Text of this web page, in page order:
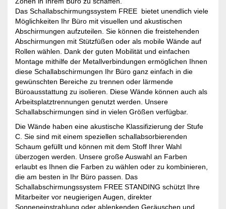
Das Schallabschirmungssystem FREE bietet unendlich viele
Möglichkeiten Ihr Büro mit visuellen und akustischen
Abschirmungen aufzuteilen. Sie können die freistehenden
Abschirmungen mit Stützfüßen oder als mobile Wände auf
Rollen wählen. Dank der guten Mobilität und einfachen
Montage mithilfe der Metallverbindungen ermöglichen Ihnen
diese Schallabschirmungen Ihr Büro ganz einfach in die
gewünschten Bereiche zu trennen oder lärmende
Büroausstattung zu isolieren. Diese Wände können auch als
Arbeitsplatztrennungen genutzt werden. Unsere
Schallabschirmungen sind in vielen Größen verfügbar.
Die Wände haben eine akustische Klassifizierung der Stufe
C. Sie sind mit einem speziellen schallabsorbierenden
Schaum gefüllt und können mit dem Stoff Ihrer Wahl
überzogen werden. Unsere große Auswahl an Farben
erlaubt es Ihnen die Farben zu wählen oder zu kombinieren,
die am besten in Ihr Büro passen. Das
Schallabschirmungssystem FREE STANDING schützt Ihre
Mitarbeiter vor neugierigen Augen, direkter
Sonneneinstrahlung oder ablenkenden Geräuschen und